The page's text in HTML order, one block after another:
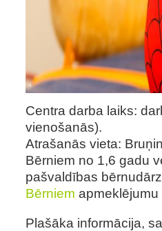
Centra darba laiks:
vienošanās).
Atrašanās vieta:
Bērniem no 1,6 gadu
pašvaldības
Bērniem
Plašāka informācija,